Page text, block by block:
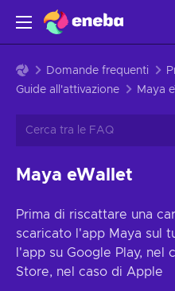
Domande frequenti
Guide all'attivazione
Maya
Maya eWallet
Prima di riscattare una
scaricato l'app Maya sul
l'app su Google Play, nel
Store, nel caso di Apple